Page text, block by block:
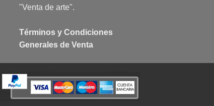
"Venta de arte".
Términos y Condiciones
Generales de Venta